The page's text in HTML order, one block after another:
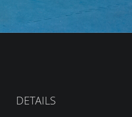
DETAILS